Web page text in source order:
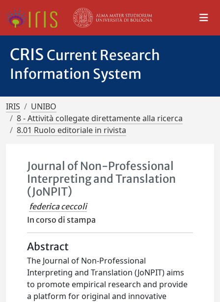
CRIS Current Research
Information System
IRIS
UNIBO
8 - Attività collegate direttamente alla ricerca
8.01 Ruolo editoriale in rivista
Journal of Non-Professional
Interpreting and Translation
(JoNPIT)
federica ceccoli
In corso di stampa
Abstract
The Journal of Non-Professional
Interpreting and Translation (JoNPIT) aims
to promote empirical research and provide
a platform for original and innovative